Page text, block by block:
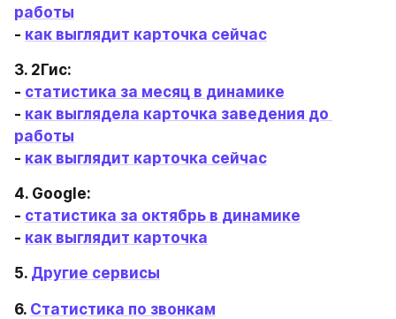
работы
- как выглядит карточка сейчас
3. 2Гис:
- статистика за месяц в динамике
- как выглядела карточка заведения до
работы
- как выглядит карточка сейчас
4. Google:
- статистика за октябрь в динамике
- как выглядит карточка
5. Другие сервисы
6. Статистика по звонкам